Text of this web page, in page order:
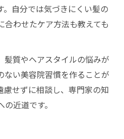
。自分では気づきにくい髪の
わせたケア方法も教えても
髪質やヘアスタイルの悩みが
ない美容院習慣を作ることが
慮せずに相談し、専門家の知
近道です。